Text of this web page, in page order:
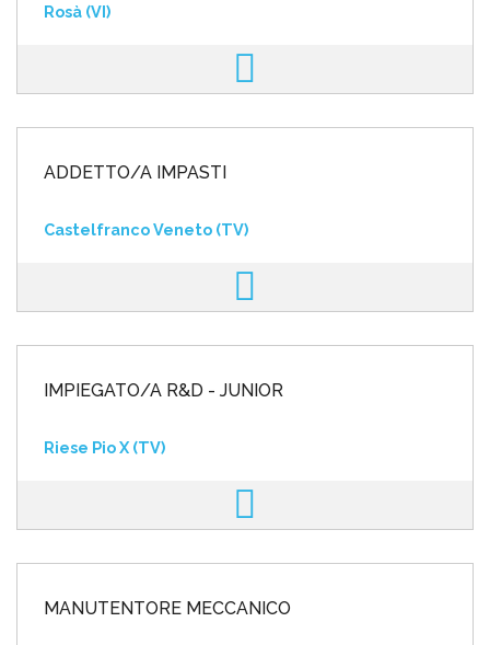
Rosà (VI)
ADDETTO/A IMPASTI
Castelfranco Veneto (TV)
IMPIEGATO/A R&D - JUNIOR
Riese Pio X (TV)
MANUTENTORE MECCANICO